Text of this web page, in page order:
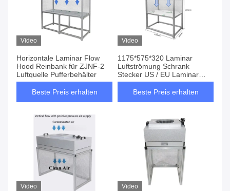
Video
Horizontale Laminar Flow
Hood Reinbank für ZJNF-2
Luftquelle Pufferbehälter
Beste Preis erhalten
Video
1175*575*320 Laminar
Luftströmung Schrank
Stecker US / EU Laminar
Flusskappe zum Verkauf
Beste Preis erhalten
Video Video